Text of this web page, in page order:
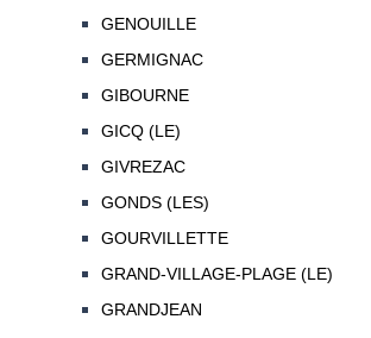
GENOUILLE
GERMIGNAC
GIBOURNE
GICQ (LE)
GIVREZAC
GONDS (LES)
GOURVILLETTE
GRAND-VILLAGE-PLAGE (LE)
GRANDJEAN